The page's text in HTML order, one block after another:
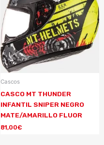
Cascos
CASCO MT THUNDER
INFANTIL SNIPER NEGRO
MATE/AMARILLO FLUOR
81,00€